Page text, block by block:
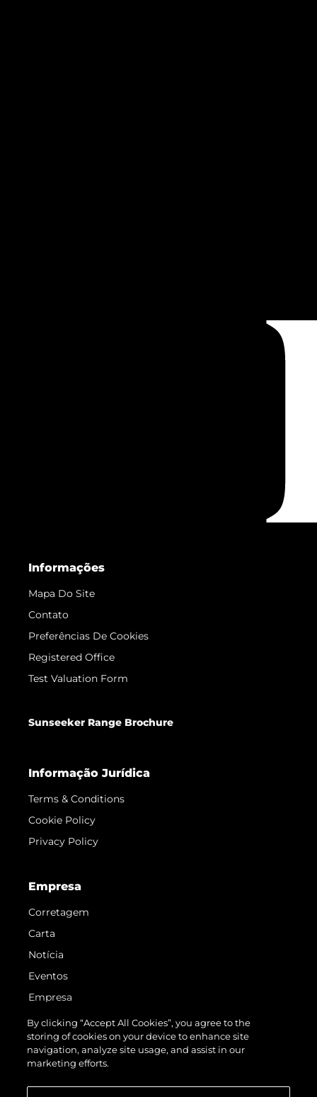
Informações
Mapa Do Site
Contato
Preferências De Cookies
Registered Office
Test Valuation Form
Sunseeker Range Brochure
Informação Jurídica
Terms & Conditions
Cookie Policy
Privacy Policy
Empresa
Corretagem
Carta
Notícia
Eventos
Empresa
Equipe
Request Parts
Test International Landing Page
By clicking “Accept All Cookies”, you agree to the
storing of cookies on your device to enhance site
navigation, analyze site usage, and assist in our
marketing efforts.